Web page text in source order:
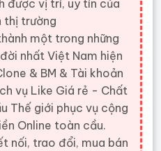
được vị trí, uy tín của
thị trường
một trong những
nhất Việt Nam hiện
& BM & Tài khoản
vụ Like Giá rẻ - Chất
Thế giới phục vụ cộng
Online toàn cầu.
nối, trao đổi, mua bán